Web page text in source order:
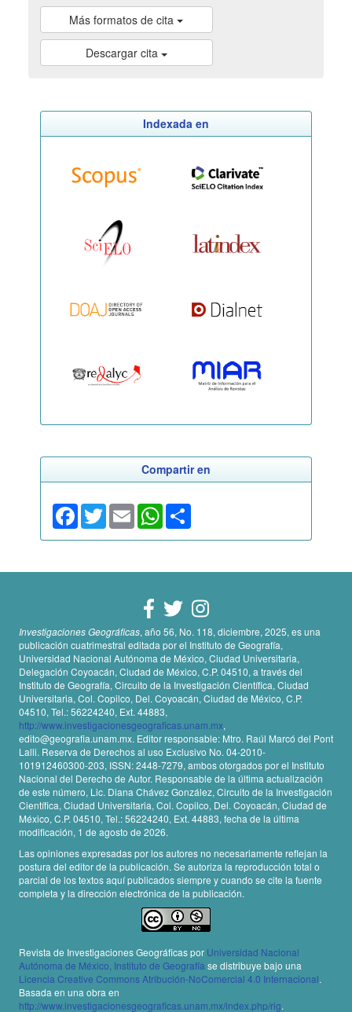
Más formatos de cita
Descargar cita
Indexada en
Compartir en
Facebook
TwitterEmail WhatsApp
Investigaciones Geográficas, año 56, No. 118, diciembre, 2025, es una
publicación cuatrimestral editada por el Instituto de Geografía,
Universidad Nacional Autónoma de México, Ciudad Universitaria,
Delegación Coyoacán, Ciudad de México, C.P. 04510, a través del
Instituto de Geografía, Circuito de la Investigación Científica, Ciudad
Universitaria, Col. Copilco, Del. Coyoacán, Ciudad de México, C.P.
04510, Tel.: 56224240, Ext. 44883,
http://www.investigacionesgeograficas.unam.mx,
edito@geografia.unam.mx. Editor responsable: Mtro. Raúl Marcó del Pont
Lalli. Reserva de Derechos al uso Exclusivo No. 04-2010-
101912460300-203, ISSN: 2448-7279, ambos otorgados por el Instituto
Nacional del Derecho de Autor. Responsable de la última actualización
de este número, Lic. Diana Chávez González, Circuito de la Investigación
Científica, Ciudad Universitaria, Col. Copilco, Del. Coyoacán, Ciudad de
México, C.P. 04510, Tel.: 56224240, Ext. 44883, fecha de la última
modificación, 1 de agosto de 2026.
Las opiniones expresadas por los autores no necesariamente reflejan la
postura del editor de la publicación. Se autoriza la reproducción total o
parcial de los textos aquí publicados siempre y cuando se cite la fuente
completa y la dirección electrónica de la publicación.
Revista de Investigaciones Geográficas por Universidad Nacional
Autónoma de México, Instituto de Geografía se distribuye bajo una
Licencia Creative Commons Atribución-NoComercial 4.0 Internacional.
Basada en una obra en
http://www.investigacionesgeograficas.unam.mx/index.php/rig.